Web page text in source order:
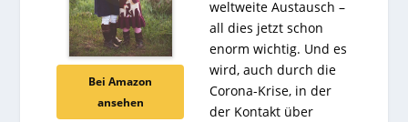
Bei Amazon
ansehen
weltweite Austausch –
all dies jetzt schon
enorm wichtig. Und es
wird, auch durch die
Corona-Krise, in der
der Kontakt über